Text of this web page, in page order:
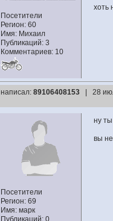
Посетители
Регион: 60
Имя: Михаил
Публикаций: 3
Комментариев: 10
хоть
написал: 89106408153 | 28
Посетители
Регион: 69
Имя: марк
Публикаций: 0
ну
вы